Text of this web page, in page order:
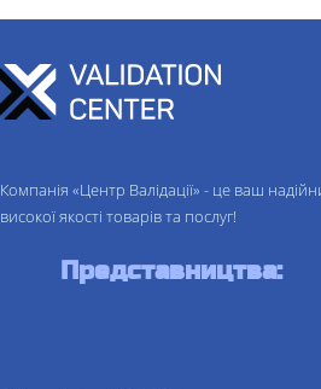
Компанія «Центр Валідації» - це ваш
високої якості товарів та послуг!
Представництва: